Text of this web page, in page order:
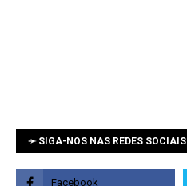
➛ SIGA-NOS NAS REDES SOCIAIS